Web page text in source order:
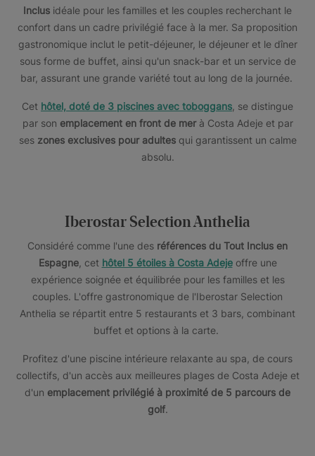
Inclus idéale pour les familles et les couples recherchant le
confort dans un cadre privilégié face à la mer. Sa proposition
gastronomique inclut le petit-déjeuner, le déjeuner et le dîner
sous forme de buffet, ainsi qu'un snack-bar et un service de
bar, assurant une grande variété tout au long de la journée.
Cet hôtel, doté de 3 piscines avec toboggans , se distingue
par son emplacement en front de merà Costa Adeje et par
seszones exclusives pour adultesqui garantissent un calme
absolu.
Iberostar Selection Anthelia
Considéré comme l'une des références du Tout Inclus en
Espagne, cet hôtel 5 étoiles à Costa Adejeoffre une
expérience soignée et équilibrée pour les familles et les
couples. L'offre gastronomique de l'Iberostar Selection
Anthelia se répartit entre 5 restaurants et 3 bars, combinant
buffet et options à la carte.
Profitez d'une piscine intérieure relaxante au spa, de cours
collectifs, d'un accès aux meilleures plages de Costa Adeje et
d'un emplacement privilégié à proximité de 5 parcours de
golf.